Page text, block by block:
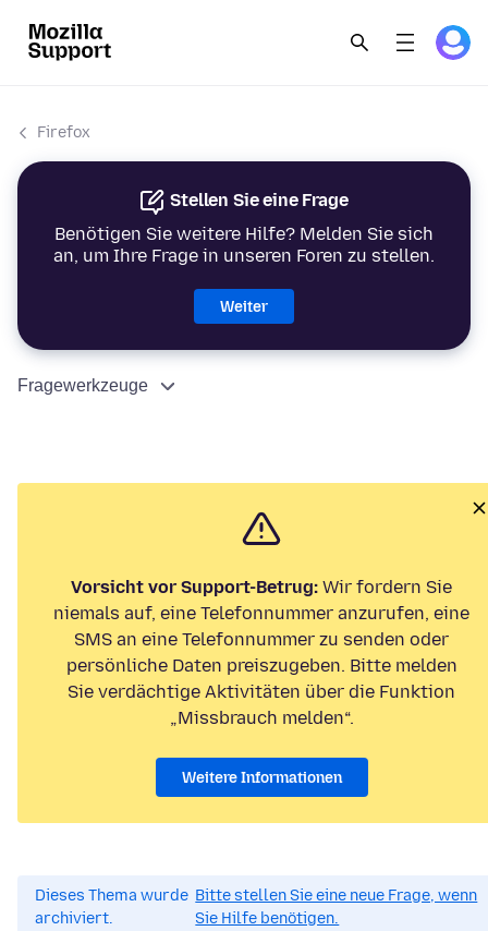
Firefox
Stellen Sie eine Frage
Benötigen Sie weitere Hilfe? Melden Sie sich
an, um Ihre Frage in unseren Foren zu stellen.
Weiter
Fragewerkzeuge
Vorsicht vor Support-Betrug: Wir fordern Sie
niemals auf, eine Telefonnummer anzurufen, eine
SMS an eine Telefonnummer zu senden oder
persönliche Daten preiszugeben. Bitte melden
Sie verdächtige Aktivitäten über die Funktion
„Missbrauch melden“.
Weitere Informationen
Dieses Thema wurde
archiviert.
Bitte stellen Sie eine neue Frage, wenn
Sie Hilfe benötigen.